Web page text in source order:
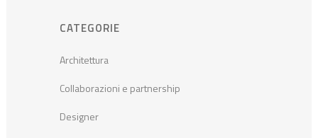
CATEGORIE
Architettura
Collaborazioni e partnership
Designer